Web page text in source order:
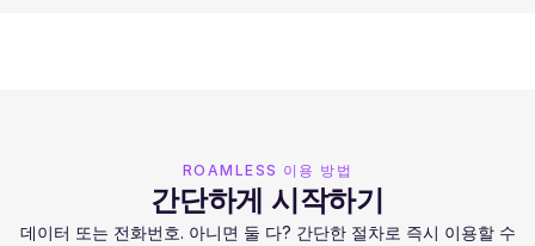
ROAMLESS 이용 방법
간단하게 시작하기
데이터 또는 전화번호. 아니면 둘 다? 간단한 절차로 즉시 이용할 수